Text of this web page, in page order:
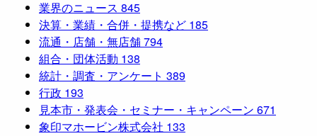
業界のニュース 845
決算・業績・合併・提携など 185
流通・店舗・無店舗794
組合・団体活動 138
統計・調査・アンケート 389
行政 193
見本市・発表会・セミナー・キャンペーン 671
象印マホービン株式会社 133